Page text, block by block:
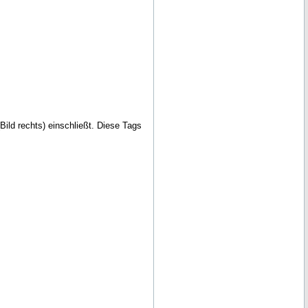
rechts) einschließt. Diese Tags